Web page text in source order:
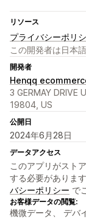
リソース
プライバシーポリ
この開発者は日本
開発者
Henqq
3 GERMAY DRIVE
19804, US
公開日
2024年6月28日
データアクセス
このアプリがスト
する必要がありま
バシーポリシー で
お客様データの閲覧:
機微データ、 デバ